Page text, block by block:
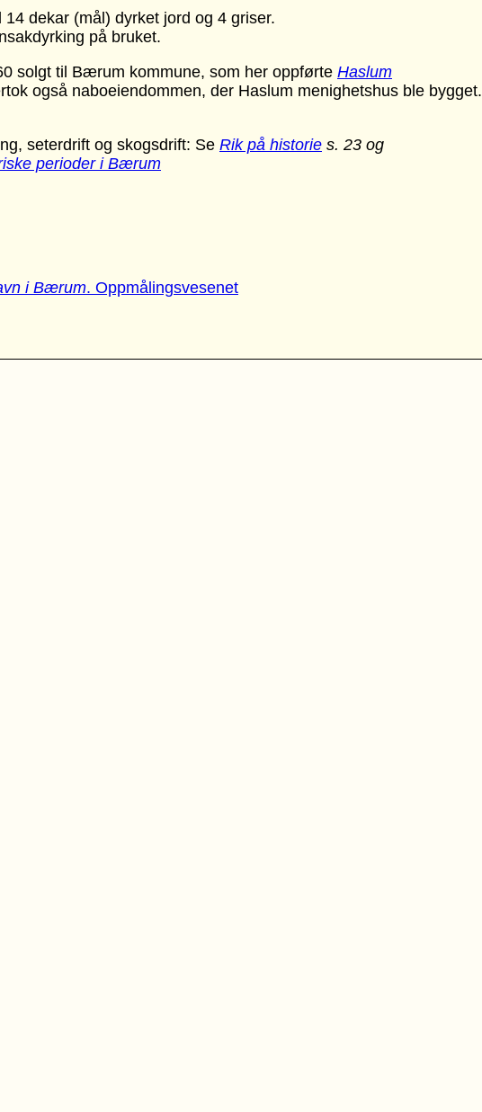
dekar (mål) dyrket jord og 4 griser.
på bruket.
solgt til Bærum kommune, som her oppførte Haslum
også naboeiendommen, der Haslum menighetshus ble bygget.
seterdrift og skogsdrift: Se Rik på historie s. 23 og
perioder i Bærum
i Bærum. Oppmålingsvesenet